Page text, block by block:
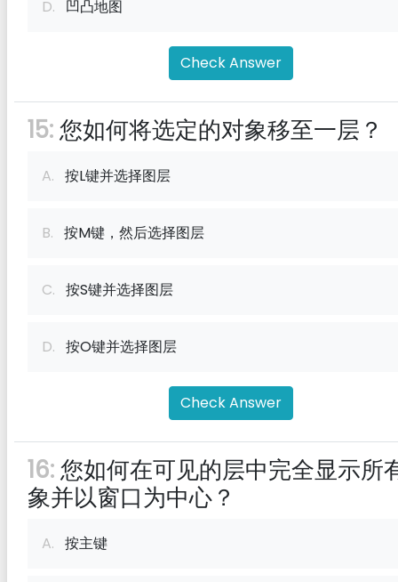
D. 凹凸地图
Check Answer
15:您如何将选定的对象移至一层？
A. 按L键并选择图层
B. 按M键，然后选择图层
C. 按S键并选择图层
D. 按O键并选择图层
Check Answer
16:您如何在可见的层中完全显示所
象并以窗口为中心？
A. 按主键